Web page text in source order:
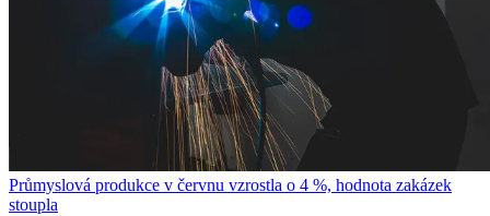
Průmyslová produkce v červnu vzrostla o 4 %, hodnota zakázek
stoupla